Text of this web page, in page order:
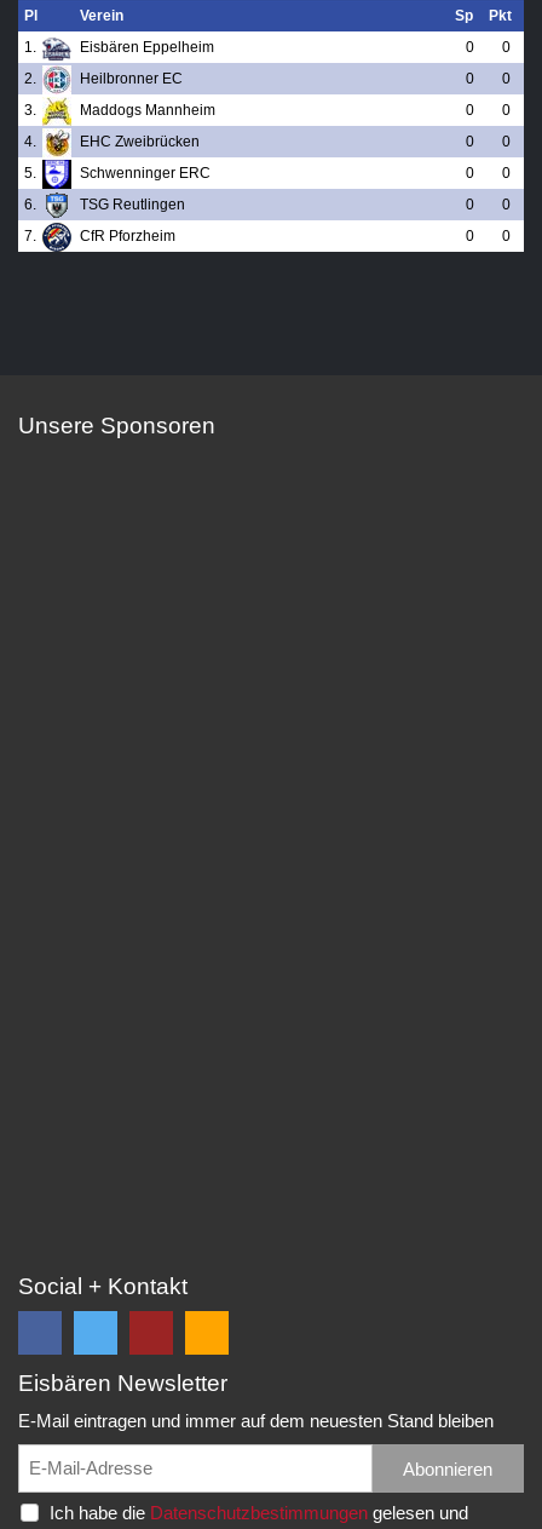
Pl Verein Sp
Pkt
1.
Eisbären Eppelheim 0
0
2.
Heilbronner EC 0
0
3.
Maddogs Mannheim 0
0
4.
EHC Zweibrücken 0
0
5.
Schwenninger ERC 0
0
6.
TSG Reutlingen 0
0
7.
CfR Pforzheim 0 0
Unsere Sponsoren
Social + Kontakt
Folge
auf
Facebook
und
erhalte
Folge
auf
Twitter
und
erhalte
EC
Eppelheim
Rudolf-
Diesel-
Falls
unsere
Spielberichte,
etc.
Eisbären Newsletter
E-Mail eintragen und immer auf dem neuesten Stand bleiben
Abonnieren
Ich habe die Datenschutzbestimmungengelesen und